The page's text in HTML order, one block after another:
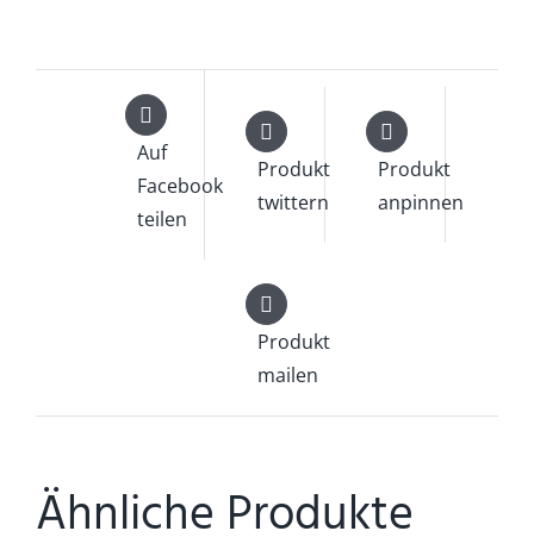
Auf
Facebook
teilen
Produkt
twittern
Produkt
anpinnen
Produkt
mailen
Ähnliche Produkte